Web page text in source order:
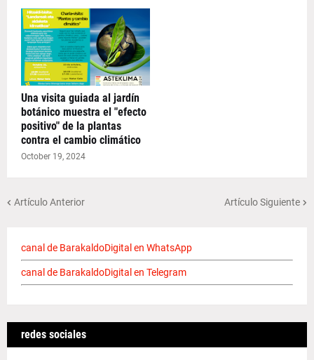
Una visita guiada al jardín
botánico muestra el "efecto
positivo" de la plantas
contra el cambio climático
October 19, 2024
Artículo Anterior Artículo Siguiente
canal de BarakaldoDigital en WhatsApp
canal de BarakaldoDigital en Telegram
redes sociales